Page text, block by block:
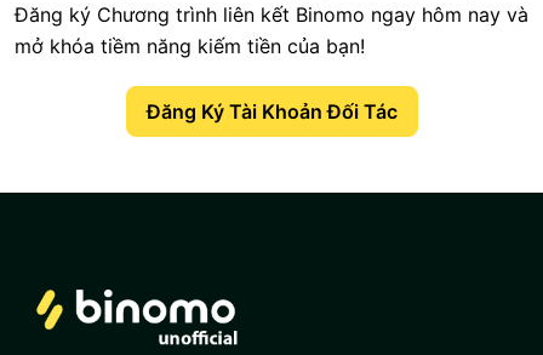
Đăng ký Chương trình liên kết Binomo ngay hôm nay và
mở khóa tiềm năng kiếm tiền của bạn!
Đăng Ký Tài Khoản Đối Tác